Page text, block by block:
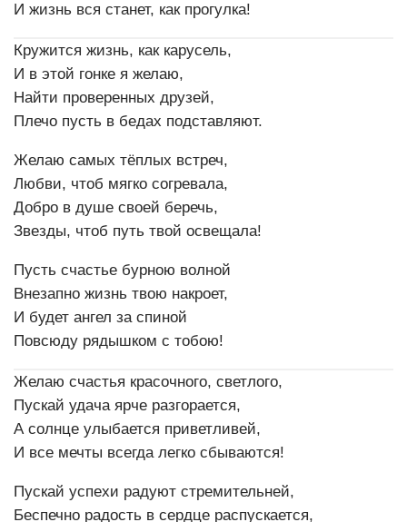
И жизнь вся станет, как прогулка!
Кружится жизнь, как карусель,
И в этой гонке я желаю,
Найти проверенных друзей,
Плечо пусть в бедах подставляют.
Желаю самых тёплых встреч,
Любви, чтоб мягко согревала,
Добро в душе своей беречь,
Звезды, чтоб путь твой освещала!
Пусть счастье бурною волной
Внезапно жизнь твою накроет,
И будет ангел за спиной
Повсюду рядышком с тобою!
Желаю счастья красочного, светлого,
Пускай удача ярче разгорается,
А солнце улыбается приветливей,
И все мечты всегда легко сбываются!
Пускай успехи радуют стремительней,
Беспечно радость в сердце распускается,